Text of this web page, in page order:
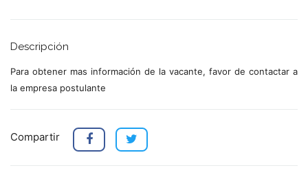
Descripción
Para obtener mas información de la vacante, favor de contactar a
la empresa postulante
Compartir